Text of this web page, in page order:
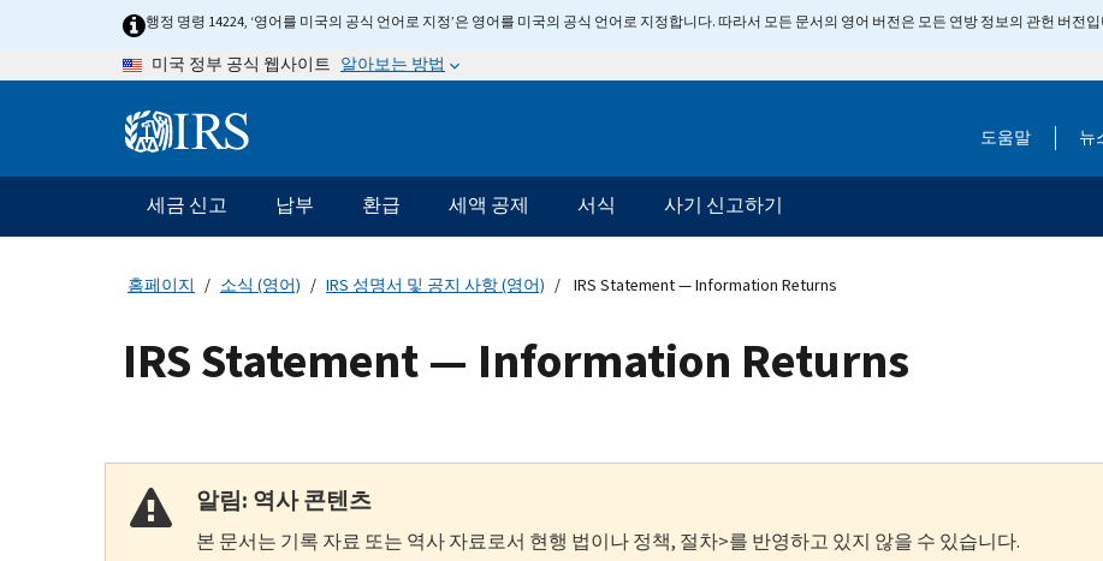
행정 명령 14224, ‘영어를 미국의 공식 언어로 지정’은 영어를 미국의 공식 언어로 지정합니다. 따라서 모든 문서의 영어 버전은 모든 연방 정보의 관헌 버전
미국 정부 공식 웹사이트 알아보는 방법
Information 도움말 뉴
메
인
네
게
이
세금 신고 납부 환급 세액 공제 서식 사기 신고하기
홈페이지 소식 (영어) IRS 성명서 및 공지 사항 (영어) IRS Statement — Information Returns
IRS Statement — Information Returns
알림: 역사 콘텐츠
본 문서는 기록 자료 또는 역사 자료로서 현행 법이나 정책, 절차>를 반영하고 있지 않을 수 있습니다.